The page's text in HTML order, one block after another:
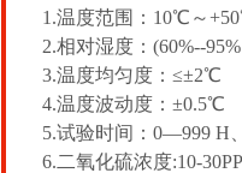
1.温度范围：10℃～
2.相对湿度：(60%--
3.温度均匀度：≤±2℃
4.温度波动度：±0.5℃
5.试验时间：0—999 H
6.二氧化硫浓度:10-